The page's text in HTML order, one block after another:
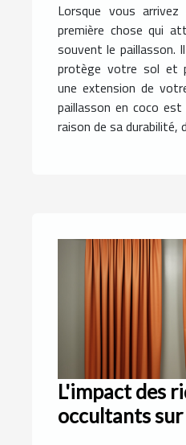
domicile
Lorsque vous
première chose qui
souvent le paillasson.
protège votre sol et
une extension de
paillasson en coco est
raison de sa durabilité,
L'impact des
occultants